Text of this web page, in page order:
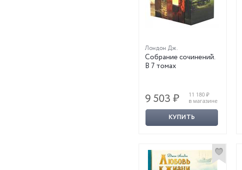
Лондон Дж.
Собрание сочинений.
В 7 томах
9 503 ₽
11 180 ₽
в магазине
КУПИТЬ